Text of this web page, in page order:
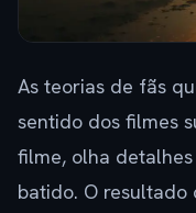
As teorias de fãs
sentido dos filmes
filme, olha
batido. O resultado